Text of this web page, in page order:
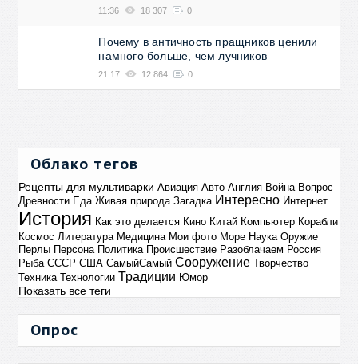
11:36 18 307 0
Почему в античность пращников ценили
намного больше, чем лучников
21:17 12 864 0
Облако тегов
Рецепты для мультиварки Авиация Авто Англия Война Вопрос
Древности Еда Живая природа Загадка Интересно Интернет
История Как это делается Кино Китай Компьютер Корабли
Космос Литература Медицина Мои фото Море Наука Оружие
Перлы Персона Политика Происшествие Разоблачаем Россия
Рыба СССР США СамыйСамый Сооружение Творчество
Техника Технологии Традиции Юмор
Показать все теги
Опрос